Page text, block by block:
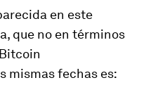
en este
que no en términos
mismas fechas es: